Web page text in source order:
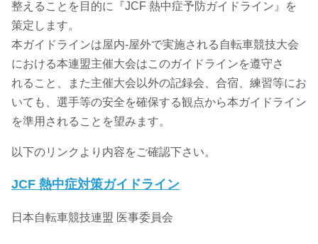
整えることを目的に『JCF 熱中症予防ガイドライン』を
策定します。
本ガイドラインは屋内-屋外で実施される自転車競技大会
における本連盟主催大会はこのガイドラインを遵守さ
れること、また主催大会以外の記録会、合宿、練習等にお
いても、選手等の安全を確保する観点から本ガイドライン
を準用されることを望みます。
以下のリンクより内容をご確認下さい。
JCF 熱中症対策ガイドライン
日本自転車競技連盟 医事委員会